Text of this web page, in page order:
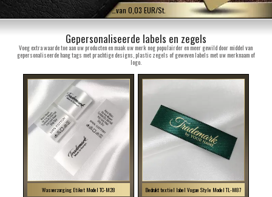
…van 0,03 EUR/St.
Gepersonaliseerde labels en zegels
Voeg extra waarde toe aan uw producten en maak uw merk nog populairder en meer gewild door middel van
gepersonaliseerde hang tags met prachtige designs, plastic zegels of geweven labels met uw merknaam of
logo.
Wasverzorging Etiket Model TC-M28 Bedrukt textiel label Vogue Style Model TL-M87